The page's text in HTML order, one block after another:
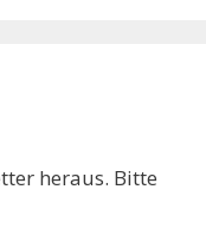
heraus. Bitte